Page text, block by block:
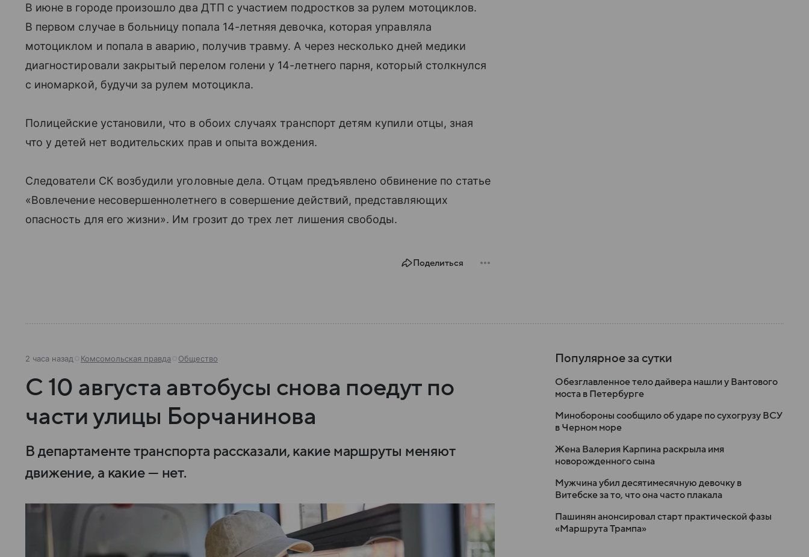
В июне в городе произошло два ДТП с участием подростков за рулем мотоциклов.
В первом случае в больницу попала 14-летняя девочка, которая управляла
мотоциклом и попала в аварию, получив травму. А через несколько дней медики
диагностировали закрытый перелом голени у 14-летнего парня, который столкнулся
с иномаркой, будучи за рулем мотоцикла.
Полицейские установили, что в обоих случаях транспорт детям купили отцы, зная
что у детей нет водительских прав и опыта вождения.
Следователи СК возбудили уголовные дела. Отцам предъявлено обвинение по статье
«Вовлечение несовершеннолетнего в совершение действий, представляющих
опасность для его жизни». Им грозит до трех лет лишения свободы.
Поделиться
2 часа назад Комсомольская правда Общество
С 10 августа автобусы снова поедут по
части улицы Борчанинова
В департаменте транспорта рассказали, какие маршруты меняют
движение, а какие — нет.
Популярное за сутки
Обезглавленное тело дайвера нашли у Вантового
моста в Петербурге
Минобороны сообщило об ударе по сухогрузу ВСУ
в Черном море
Жена Валерия Карпина раскрыла имя
новорожденного сына
Мужчина убил десятимесячную девочку в
Витебске за то, что она часто плакала
Пашинян анонсировал старт практической фазы
«Маршрута Трампа»